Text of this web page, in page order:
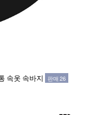
속옷 속바지 판매 26